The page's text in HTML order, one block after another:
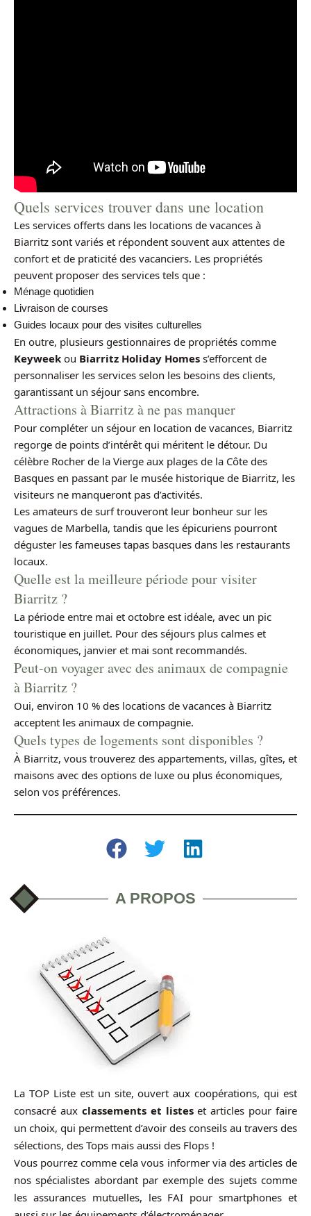
Quels services trouver dans une location
Les services offerts dans les locations de vacances à
Biarritz sont variés et répondent souvent aux attentes de
confort et de praticité des vacanciers. Les propriétés
peuvent proposer des services tels que :
Ménage quotidien
Livraison de courses
Guides locaux pour des visites culturelles
En outre, plusieurs gestionnaires de propriétés comme
Keyweek ou Biarritz Holiday Homes s’efforcent de
personnaliser les services selon les besoins des clients,
garantissant un séjour sans encombre.
Attractions à Biarritz à ne pas manquer
Pour compléter un séjour en location de vacances, Biarritz
regorge de points d’intérêt qui méritent le détour. Du
célèbre Rocher de la Vierge aux plages de la Côte des
Basques en passant par le musée historique de Biarritz, les
visiteurs ne manqueront pas d’activités.
Les amateurs de surf trouveront leur bonheur sur les
vagues de Marbella, tandis que les épicuriens pourront
déguster les fameuses tapas basques dans les restaurants
locaux.
Quelle est la meilleure période pour visiter
Biarritz ?
La période entre mai et octobre est idéale, avec un pic
touristique en juillet. Pour des séjours plus calmes et
économiques, janvier et mai sont recommandés.
Peut-on voyager avec des animaux de compagnie
à Biarritz ?
Oui, environ 10 % des locations de vacances à Biarritz
acceptent les animaux de compagnie.
Quels types de logements sont disponibles ?
À Biarritz, vous trouverez des appartements, villas, gîtes, et
maisons avec des options de luxe ou plus économiques,
selon vos préférences.
A PROPOS
La TOP Liste est un site, ouvert aux coopérations, qui est
consacré aux classements et listeset articles pour faire
un choix, qui permettent d’avoir des conseils au travers des
sélections, des Tops mais aussi des Flops !
Vous pourrez comme cela vous informer via des articles de
nos spécialistes abordant par exemple des sujets comme
les assurances mutuelles, les FAI pour smartphones et